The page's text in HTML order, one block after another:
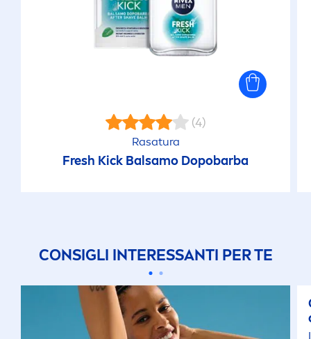
(4)
Rasatura
Fresh Kick Balsamo Dopobarba
CONSIGLI INTERESSANTI PER TE